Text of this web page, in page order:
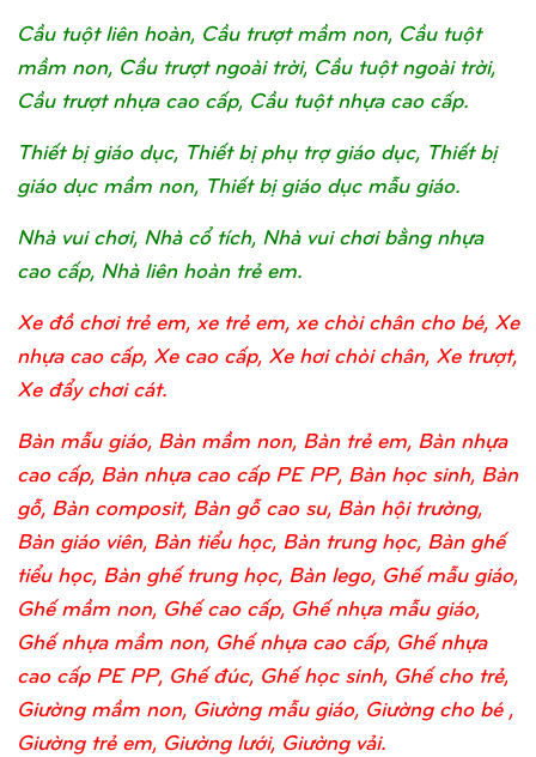
Cầu tuột liên hoàn, Cầu trượt mầm non, Cầu tuột
mầm non, Cầu trượt ngoài trời, Cầu tuột ngoài trời,
Cầu trượt nhựa cao cấp, Cầu tuột nhựa cao cấp.
Thiết bị giáo dục, Thiết bị phụ trợ giáo dục, Thiết bị
giáo dục mầm non, Thiết bị giáo dục mẫu giáo.
Nhà vui chơi, Nhà cổ tích, Nhà vui chơi bằng nhựa
cao cấp, Nhà liên hoàn trẻ em.
Xe đồ chơi trẻ em, xe trẻ em, xe chòi chân cho bé, Xe
nhựa cao cấp, Xe cao cấp, Xe hơi chòi chân, Xe trượt,
Xe đẩy chơi cát.
Bàn mẫu giáo, Bàn mầm non, Bàn trẻ em, Bàn nhựa
cao cấp, Bàn nhựa cao cấp PE PP, Bàn học sinh, Bàn
gỗ, Bàn composit, Bàn gỗ cao su, Bàn hội trường,
Bàn giáo viên, Bàn tiểu học, Bàn trung học, Bàn ghế
tiểu học, Bàn ghế trung học, Bàn lego, Ghế mẫu giáo,
Ghế mầm non, Ghế cao cấp, Ghế nhựa mẫu giáo,
Ghế nhựa mầm non, Ghế nhựa cao cấp, Ghế nhựa
cao cấp PE PP, Ghế đúc, Ghế học sinh, Ghế cho trẻ,
Giường mầm non, Giường mẫu giáo, Giường cho bé ,
Giường trẻ em, Giường lưới, Giường vải.